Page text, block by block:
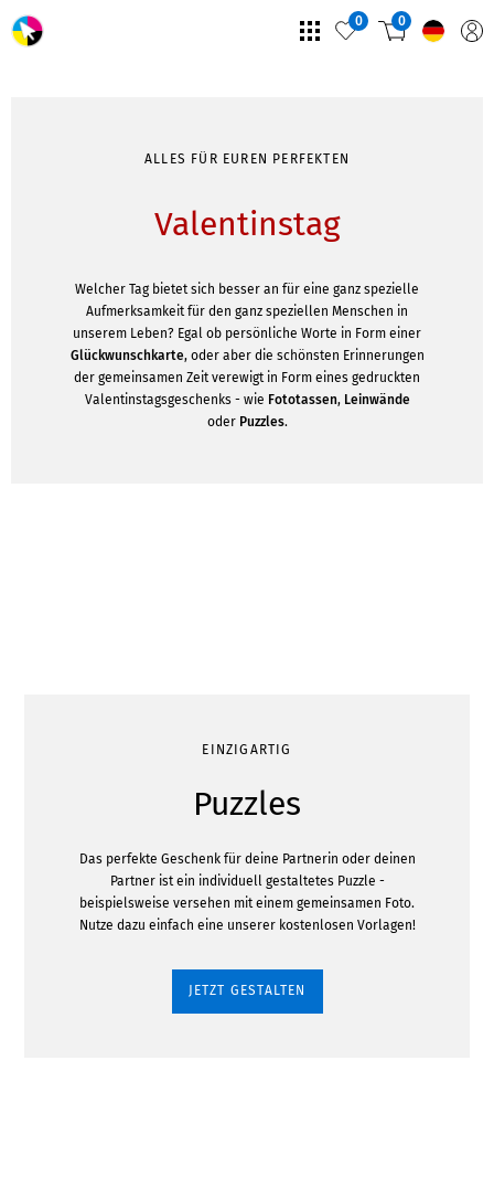
0 0
ALLES FÜR EUREN PERFEKTEN
Valentinstag
Welcher Tag bietet sich besser an für eine ganz spezielle
Aufmerksamkeit für den ganz speziellen Menschen in
unserem Leben? Egal ob persönliche Worte in Form einer
Glückwunschkarte, oder aber die schönsten Erinnerungen
der gemeinsamen Zeit verewigt in Form eines gedruckten
Valentinstagsgeschenks - wie Fototassen, Leinwände
oder Puzzles.
EINZIGARTIG
Puzzles
Das perfekte Geschenk für deine Partnerin oder deinen
Partner ist ein individuell gestaltetes Puzzle -
beispielsweise versehen mit einem gemeinsamen Foto.
Nutze dazu einfach eine unserer kostenlosen Vorlagen!
JETZT GESTALTEN